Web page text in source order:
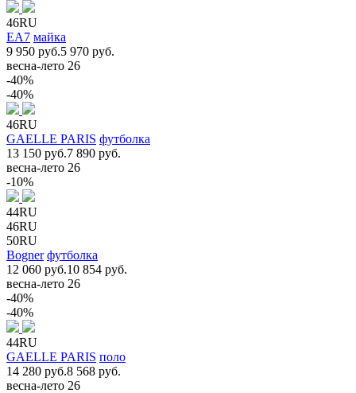
46RU
EA7 майка
9 950 руб.5 970 руб.
весна-лето 26
-40%
-40%
46RU
GAELLE PARIS футболка
13 150 руб.7 890 руб.
весна-лето 26
-10%
44RU
46RU
50RU
Bogner футболка
12 060 руб.10 854 руб.
весна-лето 26
-40%
-40%
44RU
GAELLE PARIS поло
14 280 руб.8 568 руб.
весна-лето 26